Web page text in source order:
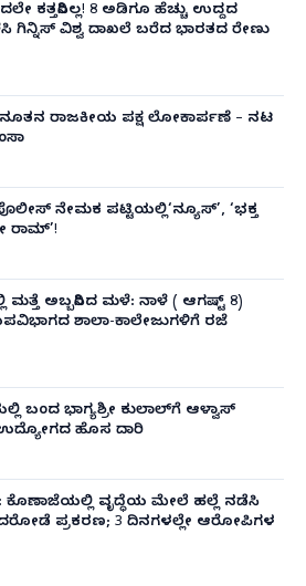
ಕತ್ತರಿಸಿಲ್ಲ! 8 ಅಡಿಗೂ ಹೆಚ್ಚು ಉದ್ದದ
ಗಿನ್ನಿಸ್ ವಿಶ್ವ ದಾಖಲೆ ಬರೆದ ಭಾರತದ ರೇಣು
ರಾಜಕೀಯ ಪಕ್ಷ ಲೋಕಾರ್ಪಣೆ – ನಟ
ನೇಮಕ ಪಟ್ಟಿಯಲ್ಲಿ‘ನ್ಯೂಸ್’, ‘ಭಕ್ತ
ರಾಮ್’!
ಮತ್ತೆ ಅಬ್ಬರಿಸಿದ ಮಳೆ: ನಾಳೆ ( ಆಗಷ್ಟ್ 8)
ಶಾಲಾ-ಕಾಲೇಜುಗಳಿಗೆ ರಜೆ
ಬಂದ ಭಾಗ್ಯಶ್ರೀ ಕುಲಾಲ್‌ಗೆ ಆಳ್ವಾಸ್
ಹೊಸ ದಾರಿ
ಕೊಣಾಜೆಯಲ್ಲಿ ವೃದ್ಧೆಯ ಮೇಲೆ ಹಲ್ಲೆ ನಡೆಸಿ
ಪ್ರಕರಣ; 3 ದಿನಗಳಲ್ಲೇ ಆರೋಪಿಗಳ